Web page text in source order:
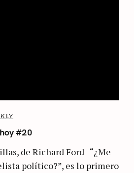
#20
de Richard Ford “¿Me
político?”, es lo primero